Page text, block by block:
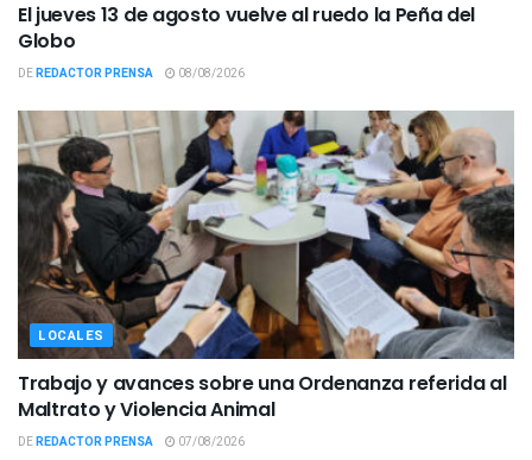
El jueves 13 de agosto vuelve al ruedo la Peña del
Globo
DEREDACTOR PRENSA 08/08/2026
LOCALES
Trabajo y avances sobre una Ordenanza referida al
Maltrato y Violencia Animal
DEREDACTOR PRENSA 07/08/2026